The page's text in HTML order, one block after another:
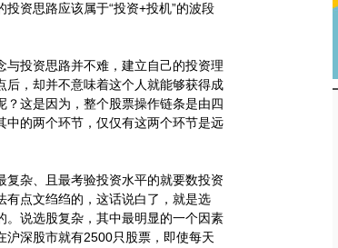
资思路应该属于“投资+投机”的波段
投资思路并不难，建立自己的投资理
，却并不意味着这个人就能够获得成
这是因为，整个股票操作链条是由四
的两个环节，仅仅有这两个环节是远
杂、且最考验投资水平的就要数投资
有点文绉绉的，这话说白了，就是选
。说选股复杂，其中最明显的一个因素
沪深股市就有2500只股票，即使每天